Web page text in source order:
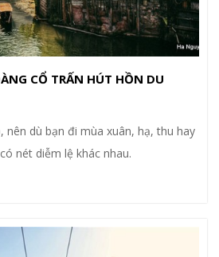
CỔ TRẤN HÚT HỒN DU
nên dù bạn đi mùa xuân, hạ, thu hay
nét diễm lệ khác nhau.